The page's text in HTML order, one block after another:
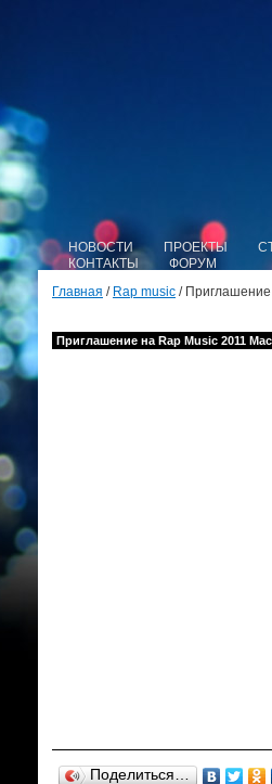
НОВОСТИ ПРОЕКТЫ
КОНТАКТЫ
ФОРУМ
Главная / Rap music /
Приглашение на Rap Music 2011
Поделиться…